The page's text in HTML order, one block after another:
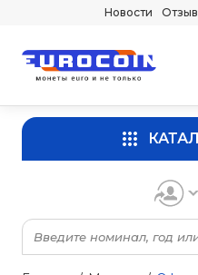
Новости